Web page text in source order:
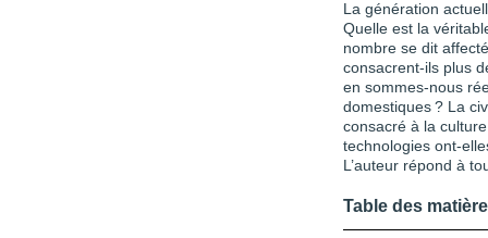
La génération
Quelle est la
nombre se dit
consacrent-ils plus
en sommes-nous
domestiques ? La
consacré à la
technologies ont-
L’auteur répond à
Table des